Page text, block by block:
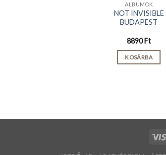
ALBUMOK
NOT INVISIBLE
BUDAPEST
8890Ft
KOSÁRBA